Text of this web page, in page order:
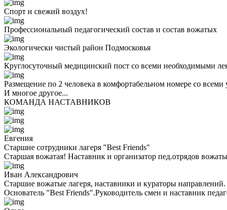
Спорт и свежий воздух!
Профессиональный педагогический состав и состав вожатых
Экологически чистый район Подмосковья
Круглосуточный медицинский пост со всеми необходимыми
Размещение по 2 человека в комфортабельном номере со всеми
И многое другое...
КОМАНДА НАСТАВНИКОВ
Евгения
Старшие сотрудники лагеря "Best Friends"
Старшая вожатая! Наставник и организатор пед.отрядов
Иван Александрович
Старшие вожатые лагеря, наставники и кураторы направлений.
Основатель "Best Friends".Руководитель смен и наставник